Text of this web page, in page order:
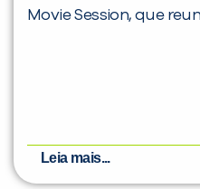
Movie Session, que
Leia mais...